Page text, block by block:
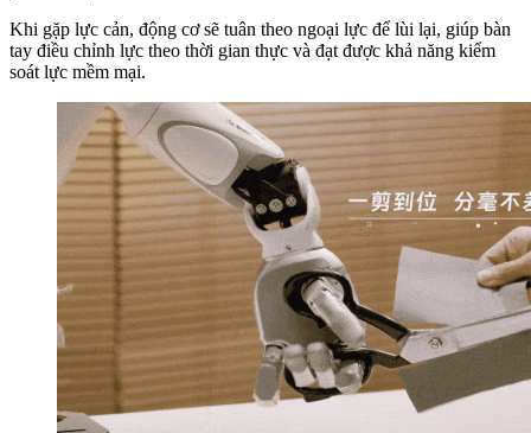
Khi gặp lực cản, động cơ sẽ tuân theo ngoại lực để lùi lại, giúp bàn
tay điều chỉnh lực theo thời gian thực và đạt được khả năng kiểm
soát lực mềm mại.